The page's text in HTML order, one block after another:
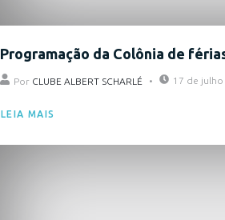
Programação da Colônia de
Por CLUBE ALBERT SCHARLÉ 17 de
LEIA MAIS
Eventos